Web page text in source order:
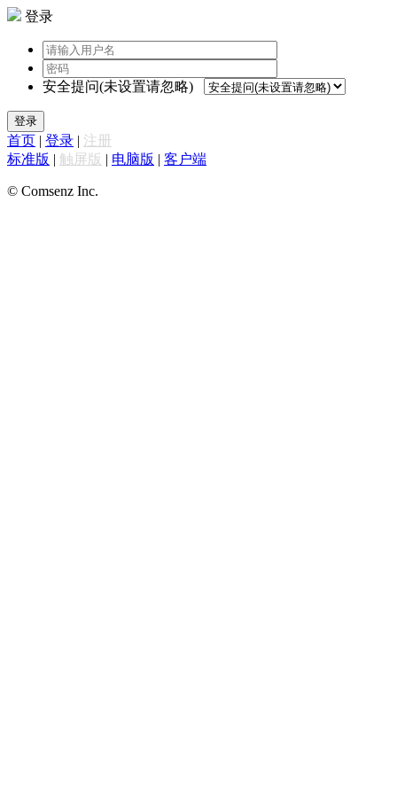
登录
安全提问(未设置请忽略)
登录
首页 | 登录 | 注册
标准版 | 触屏版 | 电脑版 | 客户端
© Comsenz Inc.